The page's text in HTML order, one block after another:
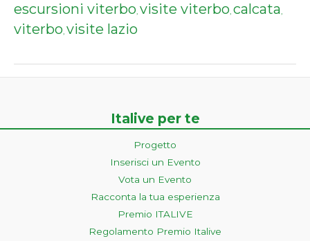
escursioni viterbo, visite viterbo, calcata,
viterbo, visite lazio
Italive per te
Progetto
Inserisci un Evento
Vota un Evento
Racconta la tua esperienza
Premio ITALIVE
Regolamento Premio Italive